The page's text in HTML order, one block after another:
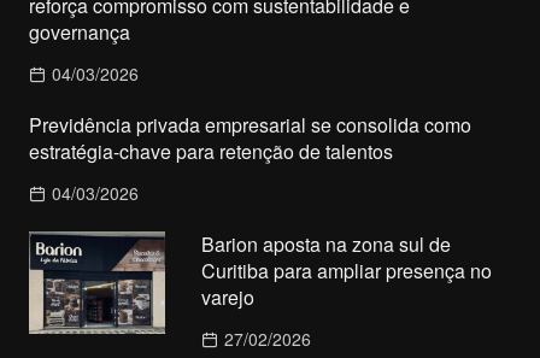
governança
04/03/2026
Previdência privada empresarial se consolida como
estratégia-chave para retenção de talentos
04/03/2026
Barion aposta na zona sul de
Curitiba para ampliar presença no
varejo
27/02/2026